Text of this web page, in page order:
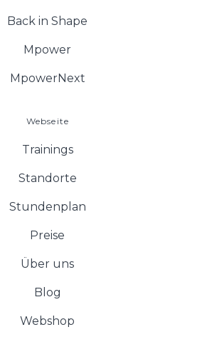
Back in Shape
Mpower
MpowerNext
Webseite
Trainings
Standorte
Stundenplan
Preise
Über uns
Blog
Webshop